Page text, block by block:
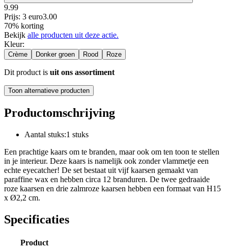
9.99
Prijs: 3 euro3.00
70% korting
Bekijk alle producten uit deze actie.
Kleur:
Crème Donker groen Rood Roze
Dit product is uit ons assortiment
Toon alternatieve producten
Productomschrijving
Aantal stuks:1 stuks
Een prachtige kaars om te branden, maar ook om ten toon te stellen
in je interieur. Deze kaars is namelijk ook zonder vlammetje een
echte eyecatcher! De set bestaat uit vijf kaarsen gemaakt van
paraffine wax en hebben circa 12 branduren. De twee gedraaide
roze kaarsen en drie zalmroze kaarsen hebben een formaat van H15
x Ø2,2 cm.
Specificaties
Product